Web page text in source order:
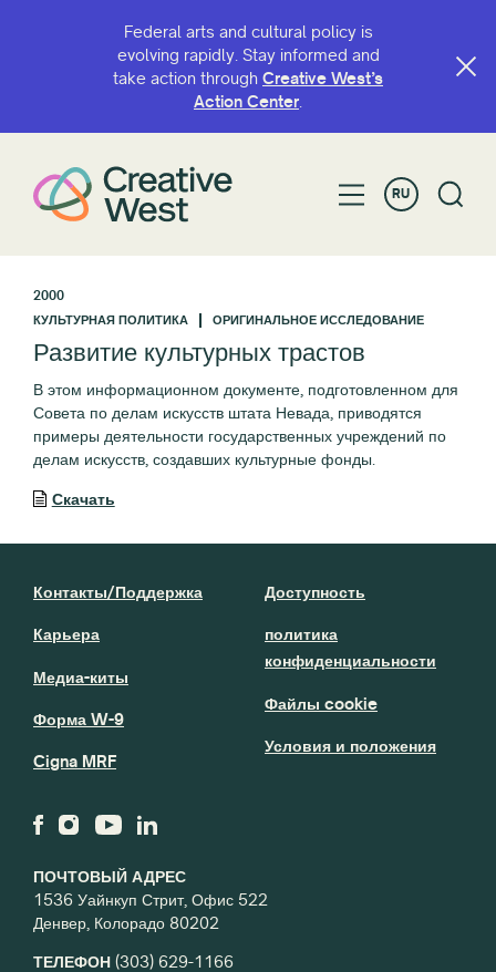
Federal arts and cultural policy is
evolving rapidly. Stay informed and
take action through Creative West’s
Action Center.
RU
2000
КУЛЬТУРНАЯ ПОЛИТИКА
ОРИГИНАЛЬНОЕ ИССЛЕДОВАНИЕ
Развитие культурных трастов
В этом информационном документе, подготовленном для
Совета по делам искусств штата Невада, приводятся
примеры деятельности государственных учреждений по
делам искусств, создавших культурные фонды.
Скачать
ПОЧТОВЫЙ АДРЕС
1536 Уайнкуп Стрит, Офис 522
Денвер, Колорадо 80202
ТЕЛЕФОН (303) 629-1166
Контакты/Поддержка
Карьера
Медиа-киты
Форма W-9
Cigna MRF
Доступность
политика
конфиденциальности
Файлы cookie
Условия и положения